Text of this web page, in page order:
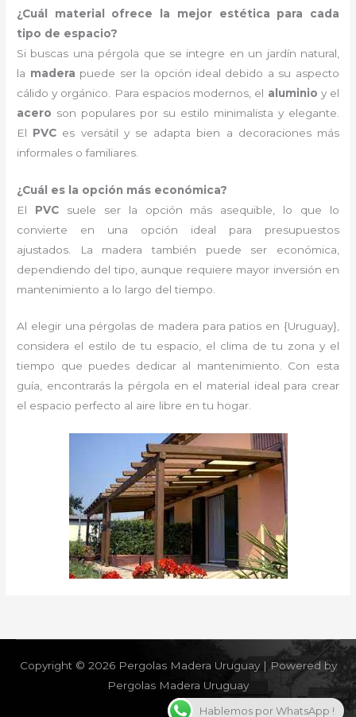
¿Cuál material ofrece la mejor estética para cada
tipo de espacio?
Si buscas una pérgola que se integre en un jardín natural,
la madera puede ser la opción ideal debido a su aspecto
cálido y orgánico. Para espacios modernos, el aluminio y el
acero son populares por su estilo minimalista y elegante.
El PVC es versátil y se adapta bien a decoraciones más
informales o familiares.
¿Cuál es la opción más económica?
El PVCsuele ser la opción más asequible, lo que lo
convierte en una opción ideal para presupuestos
ajustados. La madera también puede ser económica,
dependiendo del tipo, aunque requiere mayor inversión en
mantenimiento a lo largo del tiempo.
Al elegir una pérgolas de madera para patios en {Uruguay},
considera el estilo de tu espacio, el clima de tu zona y el
tiempo que puedes dedicar al mantenimiento. Con esta
guía, encontrarás la pérgola en el material ideal para crear
el espacio perfecto al aire libre en tu hogar.
Copyright © 2026 Pergolas Madera Uruguay | Powered by
Pergolas Madera Uruguay
Hablemos por WhatsApp !